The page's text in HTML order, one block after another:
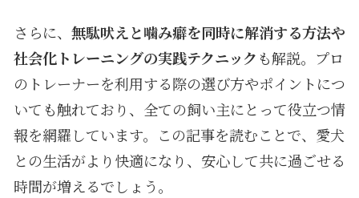
さらに、 無駄吠えと噛み癖を同時に解消する方法や
社会化トレーニングの実践テクニック も解説。プロ
のトレーナーを利用する際の選び方やポイントにつ
いても触れており、全ての飼い主にとって役立つ情
報を網羅しています。この記事を読むことで、愛犬
との生活がより快適になり、安心して共に過ごせる
時間が増えるでしょう。